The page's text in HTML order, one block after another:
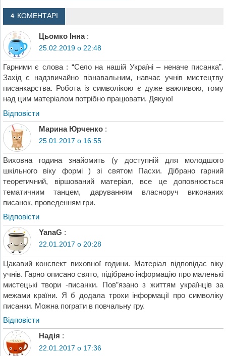
4 КОМЕНТАРІ
Цьомко Інна :
25.02.2019 о 22:48
Гарними є слова : “Село на нашій Україні – неначе писанка”.
Захід є надзвичайно пізнавальним, навчає учнів мистецтву
писанкарства. Робота із символікою є дуже важливою, тому
над цим матеріалом потрібно працювати. Дякую!
Відповіcти
Марина Юрченко :
25.01.2017 о 16:55
Виховна година знайомить (у доступній для молодшого
шкільного віку формі ) зі святом Пасхи. Дібрано гарний
теоретичний, віршований матеріал, все це доповнюється
тематичним танцем, даруванням власноруч виконаних
писанок, проведенням гри.
Відповіcти
YanaG :
22.01.2017 о 20:28
Цакавий конспект виховної години. Матеріал відповідає віку
учнів. Гарно описано свято, підібрано інформацію про маленькі
мистецькі твори -писанки. Пов”язано з життям українців за
межами країни. Я б додала трохи інформації про символіку
писанки. Можна пограти в повчальну гру.
Відповіcти
Надія :
22.01.2017 о 17:36